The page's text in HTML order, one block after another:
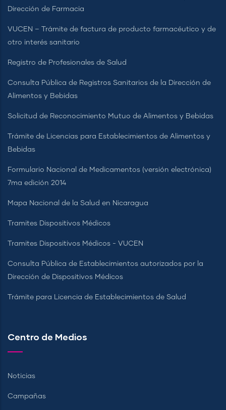
Dirección de Farmacia
VUCEN – Trámite de factura de producto farmacéutico y de
otro interés sanitario
Registro de Profesionales de Salud
Consulta Pública de Registros Sanitarios de la Dirección de
Alimentos y Bebidas
Solicitud de Reconocimiento Mutuo de Alimentos y Bebidas
Trámite de Licencias para Establecimientos de Alimentos y
Bebidas
Formulario Nacional de Medicamentos (versión electrónica)
7ma edición 2014
Mapa Nacional de la Salud en Nicaragua
Tramites Dispositivos Médicos
Tramites Dispositivos Médicos - VUCEN
Consulta Pública de Establecimientos autorizados por la
Dirección de Dispositivos Médicos
Trámite para Licencia de Establecimientos de Salud
Centro de Medios
Noticias
Campañas